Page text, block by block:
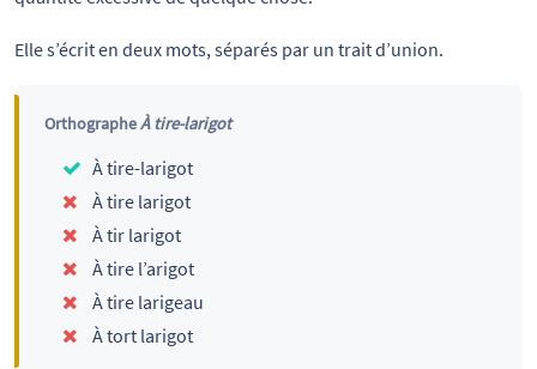
Elle s’écrit en deux mots, séparés par un trait d’union.
OrthographeÀ tire-larigot
À tire-larigot
À tire larigot
À tir larigot
À tire l’arigot
À tire larigeau
À tort larigot